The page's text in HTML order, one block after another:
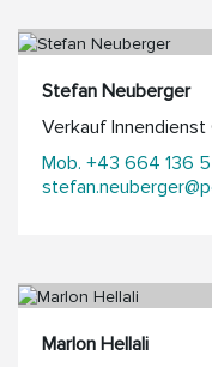
Stefan Neuberger
Verkauf
Mob. +43 664 136
Marlon Hellali